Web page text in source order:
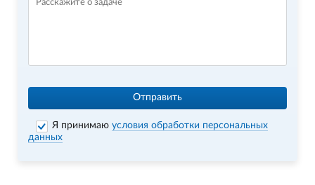
Отправить
Я принимаюусловия обработки персональных
данных